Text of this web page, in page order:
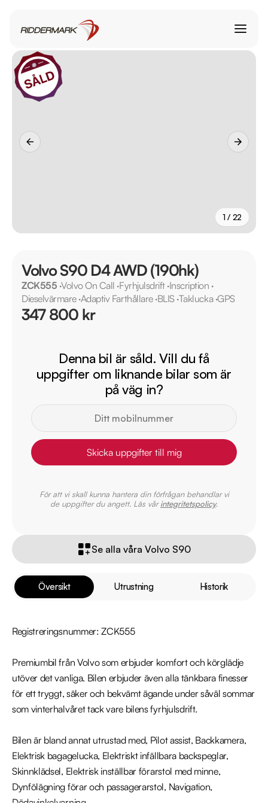
1 / 22
Översikt Utrustning Historik
Registreringsnummer: ZCK555
Premiumbil från Volvo som erbjuder komfort och körglädje
utöver det vanliga. Bilen erbjuder även alla tänkbara finesser
för ett tryggt, säker och bekvämt ägande under såväl sommar
som vinterhalvåret tack vare bilens fyrhjulsdrift.
Bilen är bland annat utrustad med, Pilot assist, Backkamera,
Elektrisk bagagelucka, Elektriskt infällbara backspeglar,
Skinnklädsel, Elektrisk inställbar förarstol med minne,
Dynfölägning förar och passagerarstol, Navigation,
Volvo S90 D4 AWD (190hk)
ZCK555 ·Volvo On Call ·Fyrhjulsdrift·Inscription ·
Dieselvärmare·Adaptiv Farthållare·BLIS·Taklucka·GPS
347 800 kr
Denna bil är såld. Vill du få
uppgifter om liknande bilar som är
på väg in?
Skicka uppgifter till mig
För att vi skall kunna hantera din förfrågan behandlar vi
de uppgifter du angett. Läs vårintegritetspolicy.
Se alla våra Volvo S90